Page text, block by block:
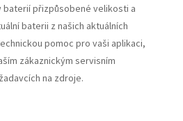
baterií přizpůsobené velikosti a
baterii z našich aktuálních
pomoc pro vaši aplikaci,
zákaznickým servisním
na zdroje.